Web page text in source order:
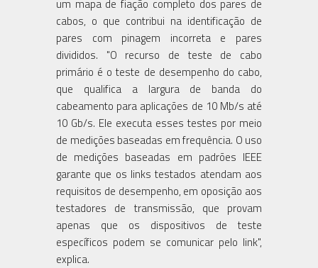
um mapa de fiação completo dos pares de
cabos, o que contribui na identificação de
pares com pinagem incorreta e pares
divididos. "O recurso de teste de cabo
primário é o teste de desempenho do cabo,
que qualifica a largura de banda do
cabeamento para aplicações de 10 Mb/s até
10 Gb/s. Ele executa esses testes por meio
de medições baseadas em frequência. O uso
de medições baseadas em padrões IEEE
garante que os links testados atendam aos
requisitos de desempenho, em oposição aos
testadores de transmissão, que provam
apenas que os dispositivos de teste
específicos podem se comunicar pelo link",
explica.